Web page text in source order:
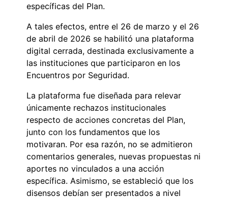
específicas del Plan.
A tales efectos, entre el 26 de marzo y el 26
de abril de 2026 se habilitó una plataforma
digital cerrada, destinada exclusivamente a
las instituciones que participaron en los
Encuentros por Seguridad.
La plataforma fue diseñada para relevar
únicamente rechazos institucionales
respecto de acciones concretas del Plan,
junto con los fundamentos que los
motivaran. Por esa razón, no se admitieron
comentarios generales, nuevas propuestas ni
aportes no vinculados a una acción
específica. Asimismo, se estableció que los
disensos debían ser presentados a nivel